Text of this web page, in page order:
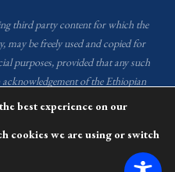
third party content for which the
may be freely used and copied for
purposes, provided that any such
of the Ethiopian
Source of images used in the content
Department Archive
License.
and Communications team of the
best experience on our
cookies we are using or switch